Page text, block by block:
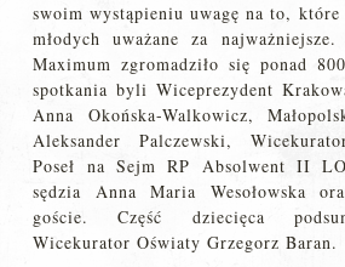
swoim wystąpieniu uwagę na to,
młodych uważane za
Maximum zgromadziło się ponad
spotkania byli Wiceprezydent
Anna Okońska-Walkowicz,
Aleksander Palczewski,
Poseł na Sejm RP Absolwent II
sędzia Anna Maria Wesołowska
goście. Część dziecięca
Wicekurator Oświaty Grzegorz Baran.